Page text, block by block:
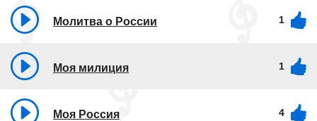
Молитва о России 1
Моя милиция 1
Моя Россия 4